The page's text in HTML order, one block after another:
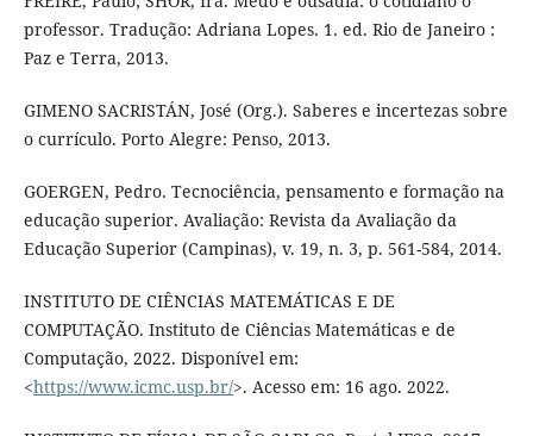
professor. Tradução: Adriana Lopes. 1. ed. Rio de Janeiro :
Paz e Terra, 2013.
GIMENO SACRISTÁN, José (Org.). Saberes e incertezas sobre
o currículo. Porto Alegre: Penso, 2013.
GOERGEN, Pedro. Tecnociência, pensamento e formação na
educação superior. Avaliação: Revista da Avaliação da
Educação Superior (Campinas), v. 19, n. 3, p. 561-584, 2014.
INSTITUTO DE CIÊNCIAS MATEMÁTICAS E DE
COMPUTAÇÃO. Instituto de Ciências Matemáticas e de
Computação, 2022. Disponível em:
<https://www.icmc.usp.br/>. Acesso em: 16 ago. 2022.